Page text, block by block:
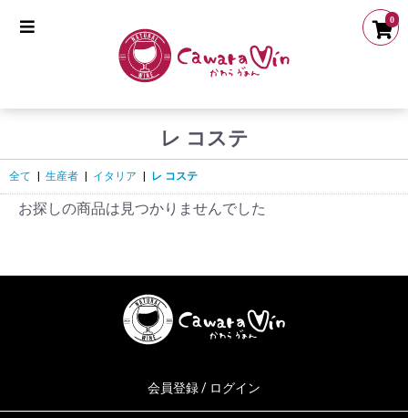
0
レ コステ
全て 生産者 イタリア レ コステ
お探しの商品は見つかりませんでした
会員登録 / ログイン